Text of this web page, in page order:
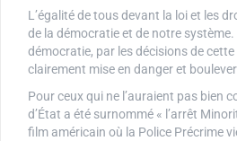
L’égalité de tous devant la loi et les
de la démocratie et de notre
démocratie, par les décisions de
clairement mise en danger et
Pour ceux qui ne l’auraient pas bien
d’État a été surnommé « l’arrêt
film américain où la Police Précrime